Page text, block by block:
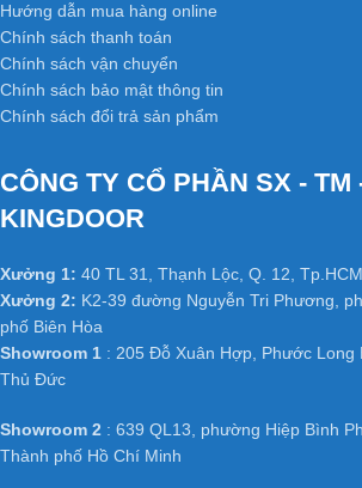
Những ưu điểm của
hàn quốcksd.206-
Cho dù độ ẩm có thay đổi lớp phủ ngoài
bong, cong vênh hay hư hại gì khác.
Được cấu tạo từ tấm nhựa tổng hợp,
chống cong nên khả năng chịu nước tốt,
giác như gỗ thật . Lớp màu dày 3mm
lau chùi và không bị phai màu .
Hướng dẫn mua hàng online
Chính sách thanh toán
Chính sách vận chuyển
Chính sách bảo mật thông tin
Chính sách đổi trả sản phẩm
CÔNG TY CỔ PHẦN SX - TM
KINGDOOR
Xưởng 1: 40 TL 31, Thạnh Lộc, Q. 12, Tp.HCM
Xưởng 2: K2-39 đường Nguyễn Tri Phương,
phố Biên Hòa
Showroom 1 : 205 Đỗ Xuân Hợp, Phước Long
Thủ Đức
Showroom 2 : 639 QL13, phường Hiệp Bình
Thành phố Hồ Chí Minh